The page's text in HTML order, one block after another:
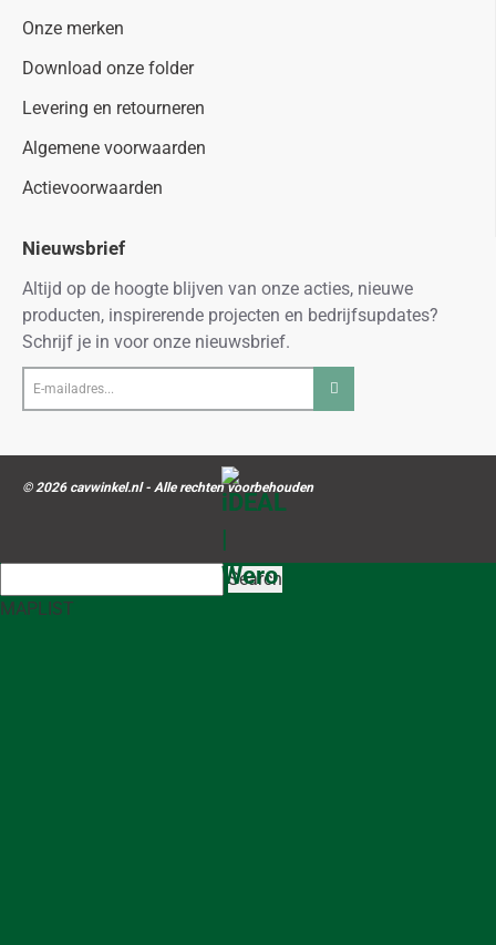
Onze merken
Download onze folder
Levering en retourneren
Algemene voorwaarden
Actievoorwaarden
Nieuwsbrief
Altijd op de hoogte blijven van onze acties, nieuwe
producten, inspirerende projecten en bedrijfsupdates?
Schrijf je in voor onze nieuwsbrief.
mailadres...
© 2026 cavwinkel.nl - Alle rechten voorbehouden
Search
MAPLIST